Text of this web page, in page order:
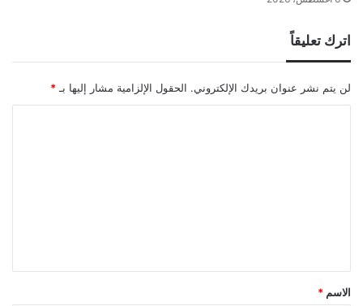
اترك تعليقاً
لن يتم نشر عنوان بريدك الإلكتروني. الحقول الإلزامية مشار إليها بـ *
*
الاسم *